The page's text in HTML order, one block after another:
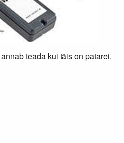
teada kui täis on patarei.